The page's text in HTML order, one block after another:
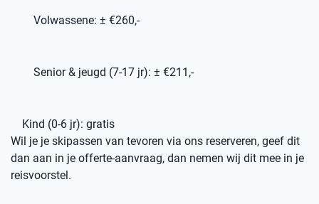
Volwassene: ± €260,-
Senior & jeugd (7-17 jr): ± €211,-
Kind (0-6 jr): gratis
Wil je je skipassen van tevoren via ons reserveren, geef dit
dan aan in je offerte-aanvraag, dan nemen wij dit mee in je
reisvoorstel.